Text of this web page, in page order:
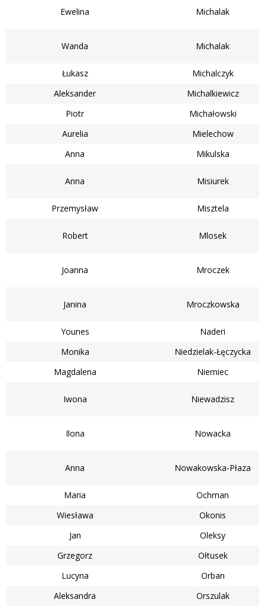
Ewelina Michalak
Wanda Michalak
Łukasz
Michalczyk
Aleksander
Michalkiewicz
Piotr
Michałowski
Aurelia
Mielechow
Anna
Mikulska
Anna Misiurek
Przemysław Misztela
Robert Mlosek
Joanna Mroczek
Janina Mroczkowska
Younes
Naderi
Monika
Niedzielak-Łęczycka
Magdalena
Niemiec
Iwona Niewadzisz
Ilona Nowacka
Anna Nowakowska-Płaza
Maria
Ochman
Wiesława
Okonis
Jan
Oleksy
Grzegorz
Ołtusek
Lucyna
Orban
Aleksandra
Orszulak